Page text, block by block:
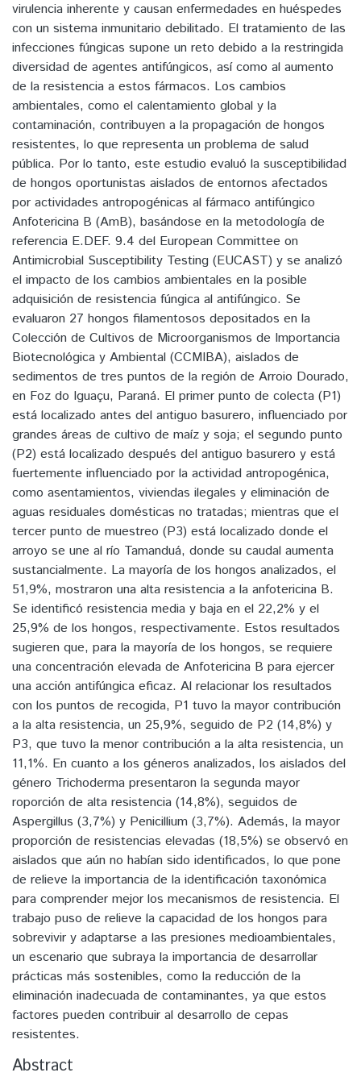
virulencia inherente y causan enfermedades en huéspedes
con un sistema inmunitario debilitado. El tratamiento de las
infecciones fúngicas supone un reto debido a la restringida
diversidad de agentes antifúngicos, así como al aumento
de la resistencia a estos fármacos. Los cambios
ambientales, como el calentamiento global y la
contaminación, contribuyen a la propagación de hongos
resistentes, lo que representa un problema de salud
pública. Por lo tanto, este estudio evaluó la susceptibilidad
de hongos oportunistas aislados de entornos afectados
por actividades antropogénicas al fármaco antifúngico
Anfotericina B (AmB), basándose en la metodología de
referencia E.DEF. 9.4 del European Committee on
Antimicrobial Susceptibility Testing (EUCAST) y se analizó
el impacto de los cambios ambientales en la posible
adquisición de resistencia fúngica al antifúngico. Se
evaluaron 27 hongos filamentosos depositados en la
Colección de Cultivos de Microorganismos de Importancia
Biotecnológica y Ambiental (CCMIBA), aislados de
sedimentos de tres puntos de la región de Arroio Dourado,
en Foz do Iguaçu, Paraná. El primer punto de colecta (P1)
está localizado antes del antiguo basurero, influenciado por
grandes áreas de cultivo de maíz y soja; el segundo punto
(P2) está localizado después del antiguo basurero y está
fuertemente influenciado por la actividad antropogénica,
como asentamientos, viviendas ilegales y eliminación de
aguas residuales domésticas no tratadas; mientras que el
tercer punto de muestreo (P3) está localizado donde el
arroyo se une al río Tamanduá, donde su caudal aumenta
sustancialmente. La mayoría de los hongos analizados, el
51,9%, mostraron una alta resistencia a la anfotericina B.
Se identificó resistencia media y baja en el 22,2% y el
25,9% de los hongos, respectivamente. Estos resultados
sugieren que, para la mayoría de los hongos, se requiere
una concentración elevada de Anfotericina B para ejercer
una acción antifúngica eficaz. Al relacionar los resultados
con los puntos de recogida, P1 tuvo la mayor contribución
a la alta resistencia, un 25,9%, seguido de P2 (14,8%) y
P3, que tuvo la menor contribución a la alta resistencia, un
11,1%. En cuanto a los géneros analizados, los aislados del
género Trichoderma presentaron la segunda mayor
roporción de alta resistencia (14,8%), seguidos de
Aspergillus (3,7%) y Penicillium (3,7%). Además, la mayor
proporción de resistencias elevadas (18,5%) se observó en
aislados que aún no habían sido identificados, lo que pone
de relieve la importancia de la identificación taxonómica
para comprender mejor los mecanismos de resistencia. El
trabajo puso de relieve la capacidad de los hongos para
sobrevivir y adaptarse a las presiones medioambientales,
un escenario que subraya la importancia de desarrollar
prácticas más sostenibles, como la reducción de la
eliminación inadecuada de contaminantes, ya que estos
factores pueden contribuir al desarrollo de cepas
resistentes.
Abstract